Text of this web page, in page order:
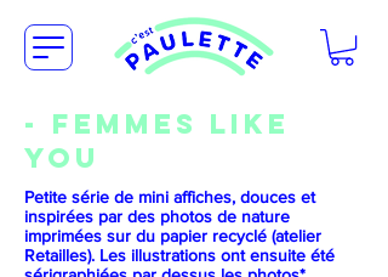
- FEMMES LIKE
YOU
Petite série de mini affiches, douces et
inspirées par des photos de nature
imprimées sur du papier recyclé (atelier
Retailles). Les illustrations ont ensuite été